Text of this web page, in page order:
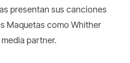
presentan sus canciones
Maquetas como Whither
partner.